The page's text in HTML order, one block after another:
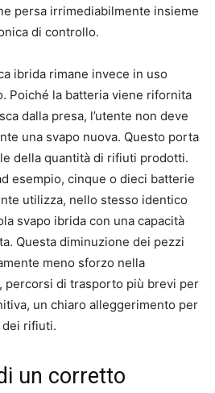
persa irrimediabilmente insieme
di controllo.
ibrida rimane invece in uso
Poiché la batteria viene rifornita
dalla presa, l’utente non deve
una svapo nuova. Questo porta
della quantità di rifiuti prodotti.
esempio, cinque o dieci batterie
utilizza, nello stesso identico
svapo ibrida con una capacità
Questa diminuzione dei pezzi
meno sforzo nella
percorsi di trasporto più brevi per
un chiaro alleggerimento per
rifiuti.
un corretto